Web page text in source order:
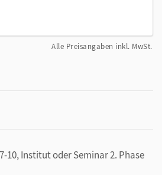
Alle Preisangaben inkl. MwSt.
10, Institut oder Seminar 2. Phase